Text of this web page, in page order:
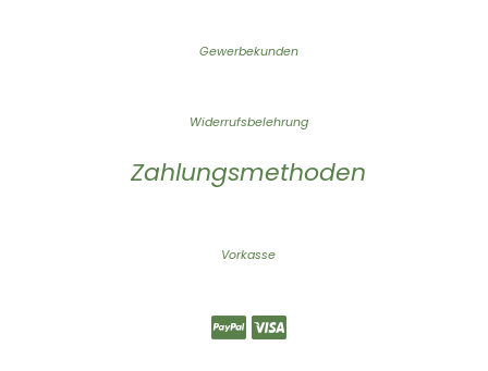
Gewerbekunden
Widerrufsbelehrung
Zahlungsmethoden
Vorkasse